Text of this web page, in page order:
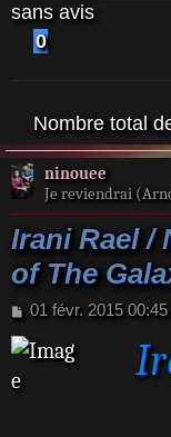
sans avis
0
Nombre total
ninouee
Je reviendrai
Irani Rael /
of The
M
s
01 févr. 2015 00:45